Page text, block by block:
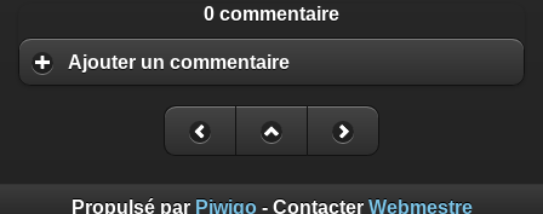
0 commentaire
Ajouter un commentaire
Propulsé par Piwigo- Contacter Webmestre